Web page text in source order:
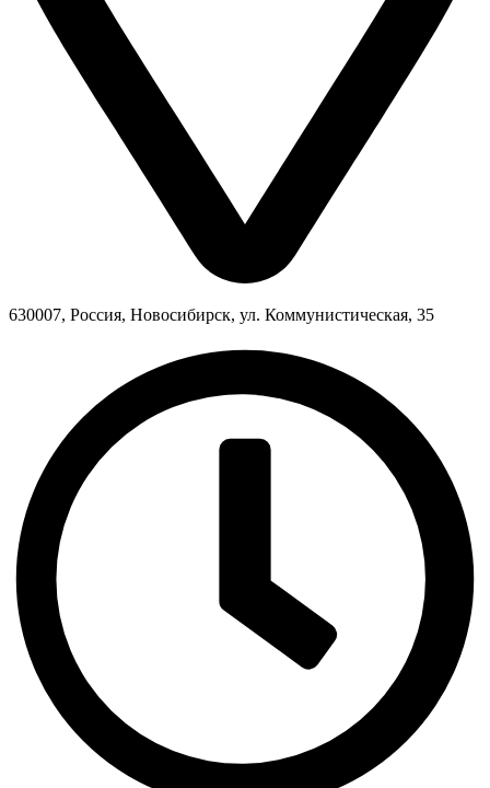
630007, Россия, Новосибирск, ул. Коммунистическая, 35